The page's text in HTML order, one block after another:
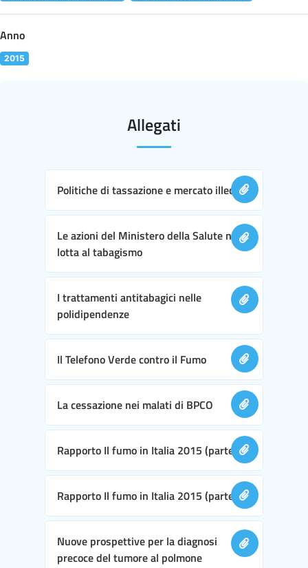
Anno
2015
Allegati
Politiche di tassazione e mercato illecito
Le azioni del Ministero della Salute nella
lotta al tabagismo
I trattamenti antitabagici nelle
polidipendenze
Il Telefono Verde contro il Fumo
La cessazione nei malati di BPCO
Rapporto Il fumo in Italia 2015 (parte I)
Rapporto Il fumo in Italia 2015 (parte II)
Nuove prospettive per la diagnosi
precoce del tumore al polmone